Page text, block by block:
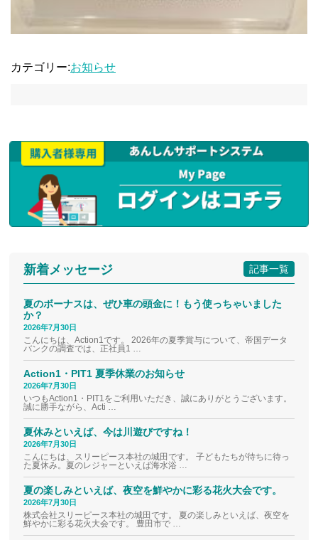
カテゴリー:お知らせ
記事一覧
新着メッセージ
夏のボーナスは、ぜひ車の頭金に！もう使っちゃいました
か？
2026年7月30日
こんにちは、Action1です。 2026年の夏季賞与について、帝国データ
バンクの調査では、正社員1 …
Action1・PIT1 夏季休業のお知らせ
2026年7月30日
いつもAction1・PIT1をご利用いただき、誠にありがとうございます。
誠に勝手ながら、Acti …
夏休みといえば、今は川遊びですね！
2026年7月30日
こんにちは、スリーピース本社の城田です。 子どもたちが待ちに待っ
た夏休み。夏のレジャーといえば海水浴 …
夏の楽しみといえば、夜空を鮮やかに彩る花火大会です。
2026年7月30日
株式会社スリーピース本社の城田です。 夏の楽しみといえば、夜空を
鮮やかに彩る花火大会です。 豊田市で …